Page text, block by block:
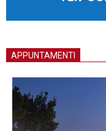
APPUNTAMENTI